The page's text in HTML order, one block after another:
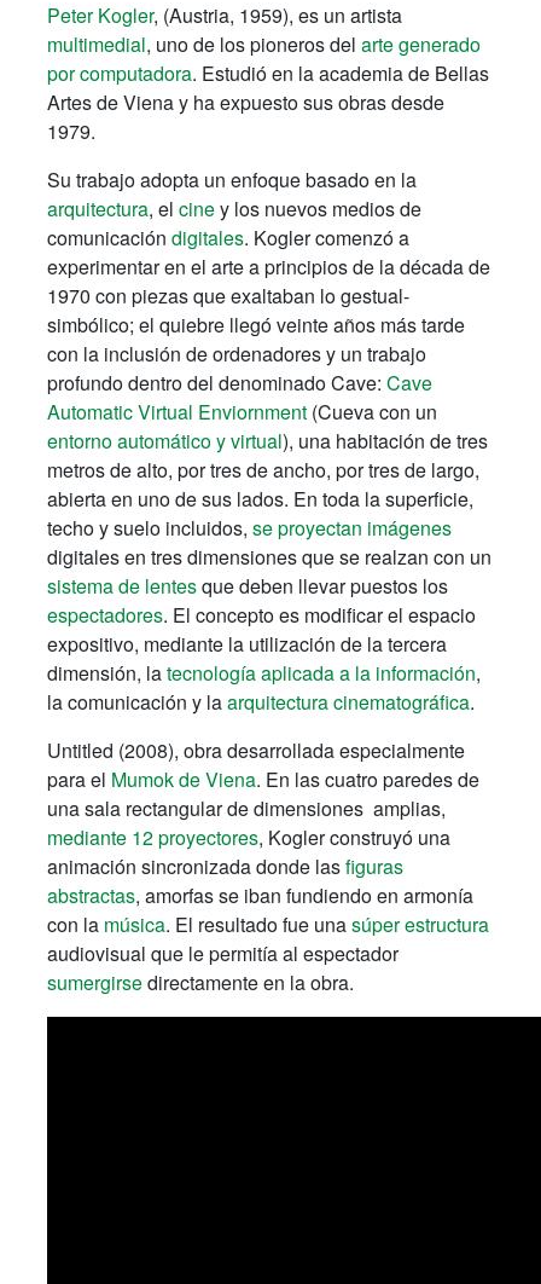
Peter Kogler, (Austria, 1959), es un artista
multimedial, uno de los pioneros del arte generado
por computadora. Estudió en la academia de Bellas
Artes de Viena y ha expuesto sus obras desde
1979.
Su trabajo adopta un enfoque basado en la
arquitectura, el ciney los nuevos medios de
comunicación digitales. Kogler comenzó a
experimentar en el arte a principios de la década de
1970 con piezas que exaltaban lo gestual-
simbólico; el quiebre llegó veinte años más tarde
con la inclusión de ordenadores y un trabajo
profundo dentro del denominado Cave: Cave
Automatic Virtual Enviornment (Cueva con un
entorno automático y virtual), una habitación de tres
metros de alto, por tres de ancho, por tres de largo,
abierta en uno de sus lados. En toda la superficie,
techo y suelo incluidos, se proyectan imágenes
digitales en tres dimensiones que se realzan con un
sistema de lentesque deben llevar puestos los
espectadores. El concepto es modificar el espacio
expositivo, mediante la utilización de la tercera
dimensión, latecnología aplicada a la información,
la comunicación y laarquitectura cinematográfica.
Untitled (2008), obra desarrollada especialmente
para el Mumok de Viena. En las cuatro paredes de
una sala rectangular de dimensiones amplias,
mediante 12 proyectores, Kogler construyó una
animación sincronizada donde lasfiguras
abstractas, amorfas se iban fundiendo en armonía
con la música. El resultado fue unasúper estructura
audiovisual que le permitía al espectador
sumergirsedirectamente en la obra.